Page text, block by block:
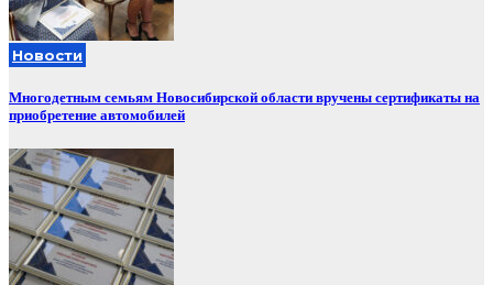
Новости
Многодетным семьям Новосибирской области вручены сертификаты на
приобретение автомобилей